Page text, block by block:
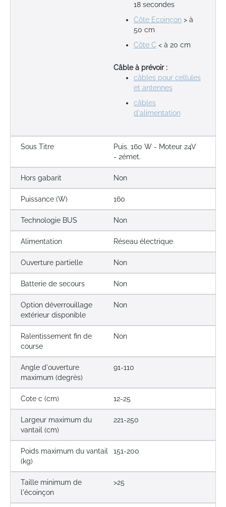
18 secondes
Côte Ecoinçon > à
50 cm
Côte C < à 20 cm
Câble à prévoir :
câbles pour cellules
et antennes
câbles
d'alimentation
Sous Titre
Puis. 160 W - Moteur 24V
- 2émet.
Hors gabarit Non
Puissance (W) 160
Technologie BUS Non
Alimentation Réseau électrique
Ouverture partielle Non
Batterie de secours Non
Option déverrouillage
extérieur disponible
Non
Ralentissement fin de
course
Non
Angle d'ouverture
maximum (degrès)
91-110
Cote c (cm) 12-25
Largeur maximum du
vantail (cm)
221-250
Poids maximum du vantail
(kg)
151-200
Taille minimum de
l'écoinçon
>25